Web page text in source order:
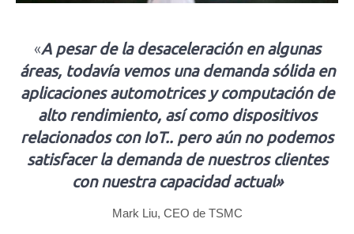
«A pesar de la desaceleración en algunas
áreas, todavía vemos una demanda sólida en
aplicaciones automotrices y computación de
alto rendimiento, así como dispositivos
relacionados con IoT.. pero aún no podemos
satisfacer la demanda de nuestros clientes
con nuestra capacidad actual»
Mark Liu, CEO de TSMC